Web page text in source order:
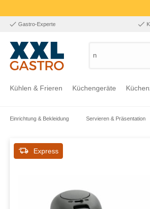
Gastro-Experte
nach
Kühlen & Frieren Küchengeräte
Einrichtung & Bekleidung Servieren & Präsentation
Express